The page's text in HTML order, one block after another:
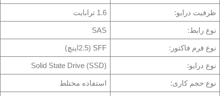
ظرفیت درایو: 1.6 ترابایت
نوع رابط: SAS
نوع فرم فاکتور: SFF (2.5اینچ)
نوع درایو: Solid State Drive (SSD)
نوع حجم کاری: استفاده مختلط